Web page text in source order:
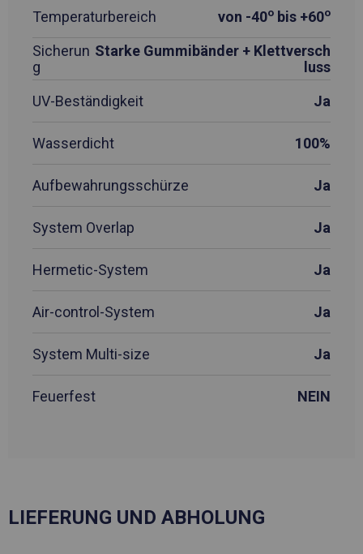
Temperaturbereich von -40o bis +60o
Sicherun
g
Starke Gummibänder + Klettversch
luss
UV-Beständigkeit
Ja
Wasserdicht 100%
Aufbewahrungsschürze Ja
System Overlap Ja
Hermetic-System Ja
Air-control-System Ja
System Multi-size Ja
Feuerfest NEIN
LIEFERUNG UND ABHOLUNG